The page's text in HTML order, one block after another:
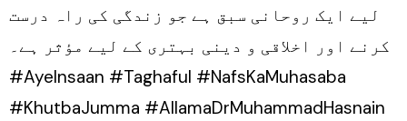
لیے ایک روحانی سبق ہے جو زندگی کی راہ درست
کرنے اور اخلاقی و دینی بہتری کے لیے مؤثر ہے۔
#AyeInsaan #Taghaful #NafsKaMuhasaba
#KhutbaJumma #AllamaDrMuhammadHasnain